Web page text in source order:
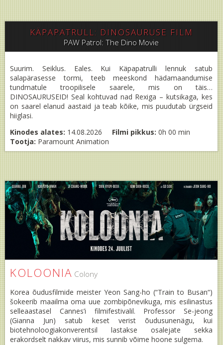
KÄPAPATRULL: DINOSAURUSE FILM
PAW Patrol: The Dino Movie
Suurim. Seiklus. Eales. Kui Käpapatrulli lennuk satub
salapärasesse tormi, teeb meeskond hädamaandumise
tundmatule troopilisele saarele, mis on täis…
DINOSAURUSEID! Seal kohtuvad nad Rexiga – kutsikaga, kes
on saarel elanud aastaid ja teab kõike, mis puudutab ürgseid
hiiglasi.
Kinodes alates: 14.08.2026 Filmi pikkus: 0h 00 min
Tootja: Paramount Animation
KOLOONIA Colony
Korea õudusfilmide meister Yeon Sang-ho (“Train to Busan“)
šokeerib maailma oma uue zombipõnevikuga, mis esilinastus
selleaastasel Cannes’i filmifestivalil. Professor Se-jeong
(Gianna Jun) satub keset verist õudusunenägu, kui
biotehnoloogiakonverentsil lastakse osalejate sekka
erakordselt nakkav viirus, mis sunnib võime hoone sulgema.